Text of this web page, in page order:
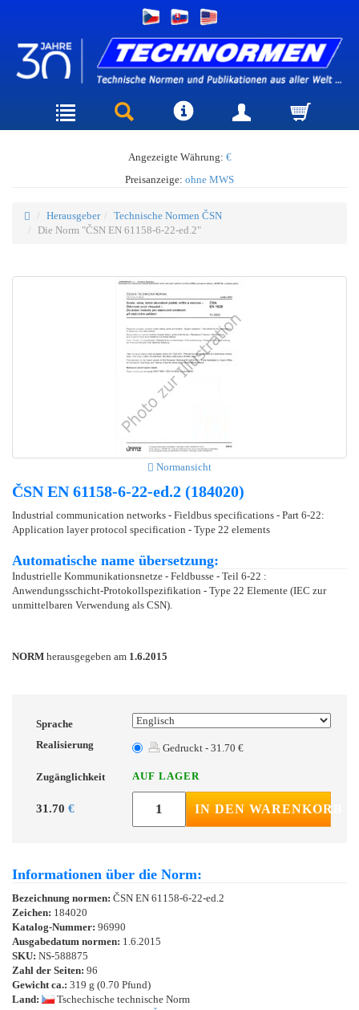
Angezeigte Währung: €
Preisanzeige: ohne MWS
Herausgeber
Technische Normen ČSN
Die Norm "ČSN EN 61158-6-22-ed.2"
Normansicht
ČSN EN 61158-6-22-ed.2 (184020)
Industrial communication networks - Fieldbus specifications - Part 6-22:
Application layer protocol specification - Type 22 elements
Automatische name übersetzung:
Industrielle Kommunikationsnetze - Feldbusse - Teil 6-22 :
Anwendungsschicht-Protokollspezifikation - Type 22 Elemente (IEC zur
unmittelbaren Verwendung als CSN).
NORM herausgegeben am 1.6.2015
Sprache
Realisierung
Gedruckt - 31.70 €
Zugänglichkeit AUF LAGER
31.70 € IN DEN WARENKORB
Informationen über die Norm:
Bezeichnung normen: ČSN EN 61158-6-22-ed.2
Zeichen: 184020
Katalog-Nummer: 96990
Ausgabedatum normen: 1.6.2015
SKU: NS-588875
Zahl der Seiten: 96
Gewicht ca.: 319 g (0.70 Pfund)
Land:
Tschechische technische Norm